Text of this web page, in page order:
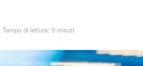
Tempo di lettura: 5 minuti